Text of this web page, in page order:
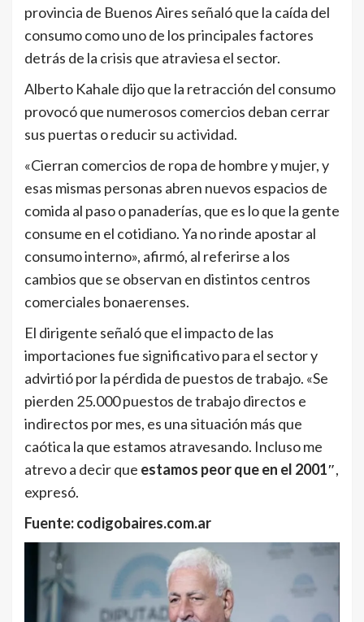
provincia de Buenos Aires señaló que la caída del
consumo como uno de los principales factores
detrás de la crisis que atraviesa el sector.
Alberto Kahale dijo que la retracción del consumo
provocó que numerosos comercios deban cerrar
sus puertas o reducir su actividad.
«Cierran comercios de ropa de hombre y mujer, y
esas mismas personas abren nuevos espacios de
comida al paso o panaderías, que es lo que la gente
consume en el cotidiano. Ya no rinde apostar al
consumo interno», afirmó, al referirse a los
cambios que se observan en distintos centros
comerciales bonaerenses.
El dirigente señaló que el impacto de las
importaciones fue significativo para el sector y
advirtió por la pérdida de puestos de trabajo. «Se
pierden 25.000 puestos de trabajo directos e
indirectos por mes, es una situación más que
caótica la que estamos atravesando. Incluso me
atrevo a decir que estamos peor que en el 2001″,
expresó.
Fuente: codigobaires.com.ar